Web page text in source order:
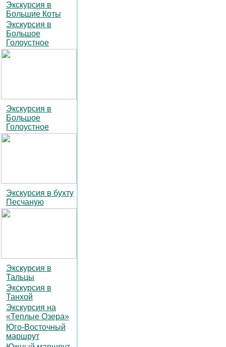
Экскурсия в
Большие Коты
Экскурсия в
Большое
Голоустное
Экскурсия в
Большое
Голоустное
Экскурсия в бухту
Песчаную
Экскурсия в
Тальцы
Экскурсия в
Танхой
Экскурсия на
«Теплые Озера»
Юго-Восточный
маршрут